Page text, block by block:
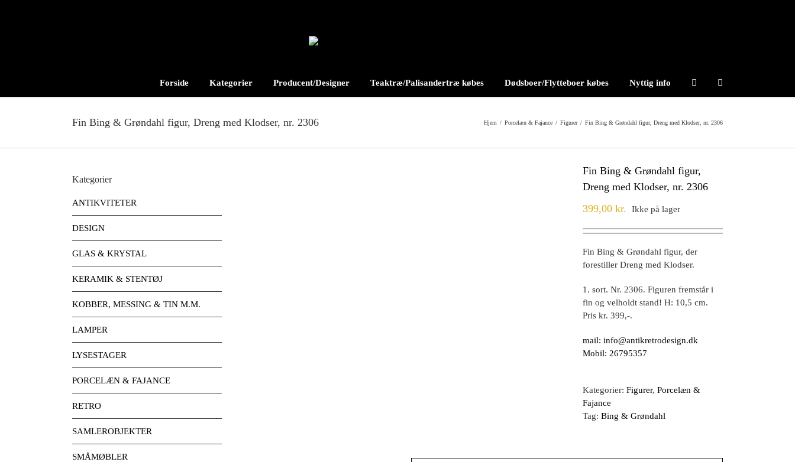
Forside Kategorier Producent/Designer Teaktræ/Palisandertræ købes Dødsboer/Flytteboer købes Nyttig info
Fin Bing & Grøndahl figur, Dreng med Klodser, nr. 2306 Hjem / Porcelæn & Fajance / Figurer / Fin Bing & Grøndahl figur, Dreng med Klodser, nr. 2306
Fin Bing & Grøndahl figur,
Dreng med Klodser, nr. 2306
399,00 kr. Ikke på lager
Fin Bing & Grøndahl figur, der
forestiller Dreng med Klodser.
1. sort. Nr. 2306. Figuren fremstår i
fin og velholdt stand! H: 10,5 cm.
Pris kr. 399,-.
mail: info@antikretrodesign.dk
Mobil: 26795357
Kategorier: Figurer, Porcelæn &
Fajance
Tag: Bing & Grøndahl
Kategorier
ANTIKVITETER
DESIGN
GLAS & KRYSTAL
KERAMIK & STENTØJ
KOBBER, MESSING & TIN M.M.
LAMPER
LYSESTAGER
PORCELÆN & FAJANCE
RETRO
SAMLEROBJEKTER
SMÅMØBLER